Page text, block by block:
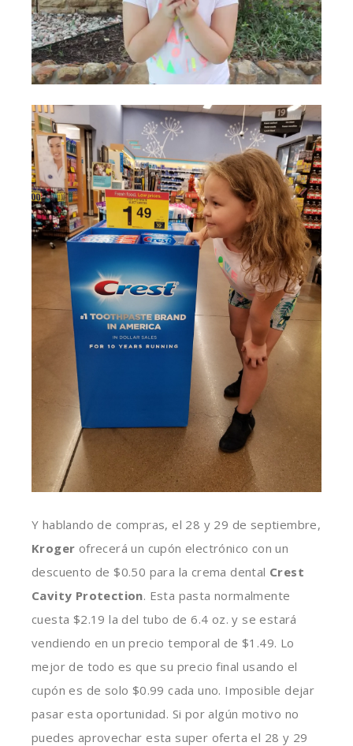
Y hablando de compras, el 28 y 29 de septiembre,
Kroger ofrecerá un cupón electrónico con un
descuento de $0.50 para la crema dental Crest
Cavity Protection. Esta pasta normalmente
cuesta $2.19 la del tubo de 6.4 oz. y se estará
vendiendo en un precio temporal de $1.49. Lo
mejor de todo es que su precio final usando el
cupón es de solo $0.99 cada uno. Imposible dejar
pasar esta oportunidad. Si por algún motivo no
puedes aprovechar esta super oferta el 28 y 29